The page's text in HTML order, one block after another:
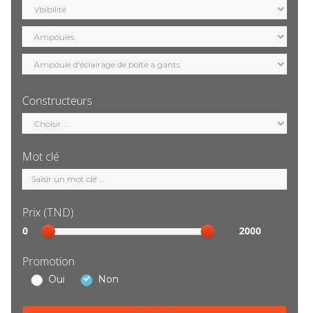
catégorie
Constructeurs
Sélection
constructeur
Mot clé
Mot
clé
Prix (TND)
Sélection
prix
0 2000
Promotion
Oui Non